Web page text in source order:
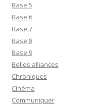
Base 5
Base 6
Base 7
Base 8
Base 9
Belles alliances
Chroniques
Cinéma
Communiquer